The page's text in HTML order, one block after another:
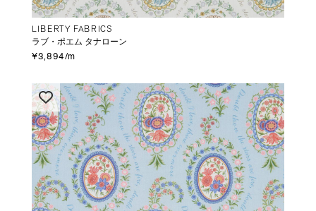
LIBERTY FABRICS
ラブ・ポエム タナローン
¥3,894/m